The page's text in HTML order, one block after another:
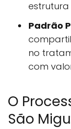
estrutura
Padrão
no
com
O
São